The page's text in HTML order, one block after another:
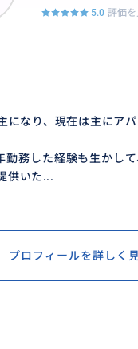
5.0 評価
になり、現在は主にア
務した経験も生かし
供いた...
プロフィールを詳しく